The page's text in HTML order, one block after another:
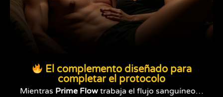
El complemento diseñado para
completar el protocolo
Mientras Prime Flow trabaja el flujo sanguíneo…